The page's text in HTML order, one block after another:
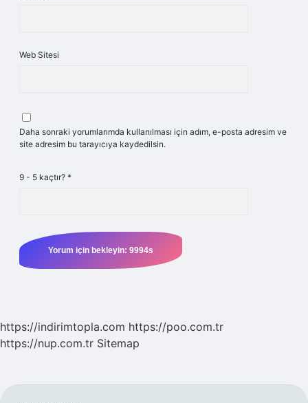
Web Sitesi
Daha sonraki yorumlarımda kullanılması için adım, e-posta adresim ve
site adresim bu tarayıcıya kaydedilsin.
9 - 5 kaçtır? *
https://indirimtopla.com https://poo.com.tr
https://nup.com.tr Sitemap